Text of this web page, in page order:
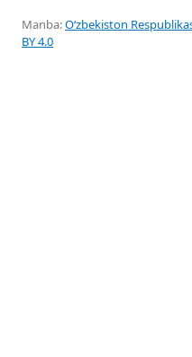
Manba:Oʻzbekiston
BY 4.0